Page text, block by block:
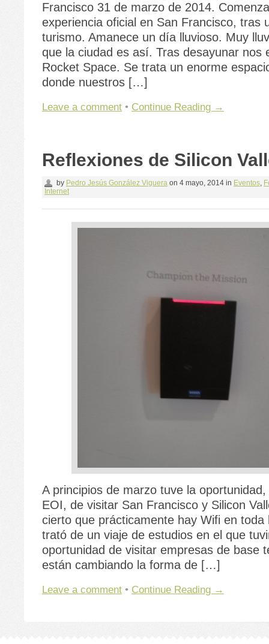
Francisco 31 de marzo de 2014.
experiencia oficial en San Francisco, tras
turismo. Amanece un día lluvioso. Muy
que la ciudad es así. Tras desayunar nos
Rocket Space. Se trata un enorme
donde nuestros […]
Leave a comment • Continue Reading →
Reflexiones de Silicon
by Pedro Jesús González Viguera on 4 mayo, 2014 in Eventos,
Internet
A principios de marzo tuve la
EOI, de visitar San Francisco y Silicon
cierto que prácticamente hay Wifi en toda
trató de un viaje de estudios en el que
oportunidad de visitar empresas de base
están cambiando la forma de […]
Leave a comment • Continue Reading →